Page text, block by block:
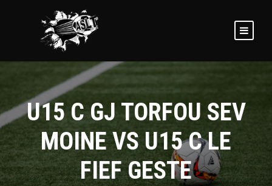
U15 C GJ TORFOU SEV
MOINE VS U15 C LE
FIEF GESTE